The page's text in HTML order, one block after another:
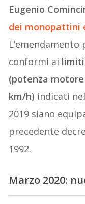
Eugenio
dei monopattini
conformi ai
(potenza
km/h) indicati
2019 siano
precedente
1992.
Marzo 2020: